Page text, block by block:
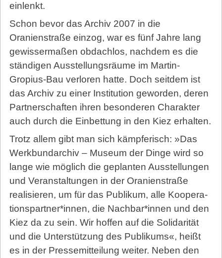
einlenkt.
Schon bevor das Archiv 2007 in die
Oranienstraße einzog, war es fünf Jahre lang
gewissermaßen obdachlos, nachdem es die
ständigen Ausstellungsräume im Martin-
Gropius-Bau verloren hatte. Doch seitdem ist
das Archiv zu einer Institution geworden, deren
Partnerschaften ihren besonderen Charakter
auch durch die Einbettung in den Kiez erhalten.
Trotz allem gibt man sich kämpferisch: »Das
Werkbundarchiv – Museum der Dinge wird so
lange wie möglich die geplanten Ausstellungen
und Veranstaltungen in der Oranienstraße
realisieren, um für das Publikum, alle Ko­opera­
tions­partner*innen, die Nachbar*innen und den
Kiez da zu sein. Wir hoffen auf die Solidarität
und die Unterstützung des Publikums«, heißt
es in der Pressemitteilung weiter. Neben den